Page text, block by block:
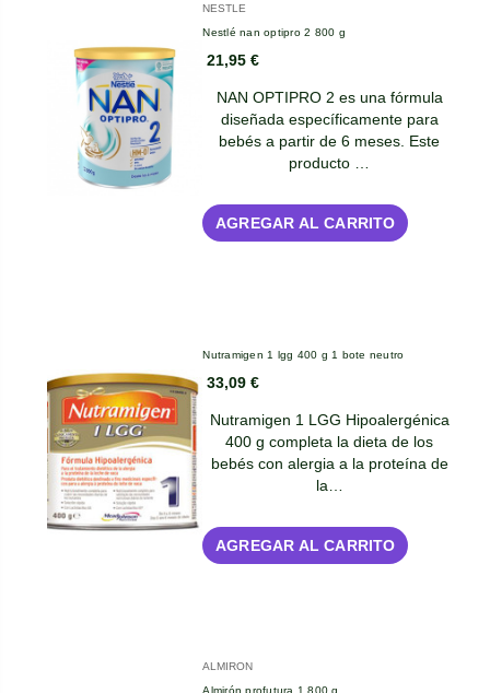
NESTLE
Nestlé nan optipro 2 800 g
21,95 €
NAN OPTIPRO 2 es una fórmula
diseñada específicamente para
bebés a partir de 6 meses. Este
producto …
AGREGAR AL CARRITO
Nutramigen 1 lgg 400 g 1 bote neutro
33,09 €
Nutramigen 1 LGG Hipoalergénica
400 g completa la dieta de los
bebés con alergia a la proteína de
la…
AGREGAR AL CARRITO
ALMIRON
Almirón profutura 1 800 g.